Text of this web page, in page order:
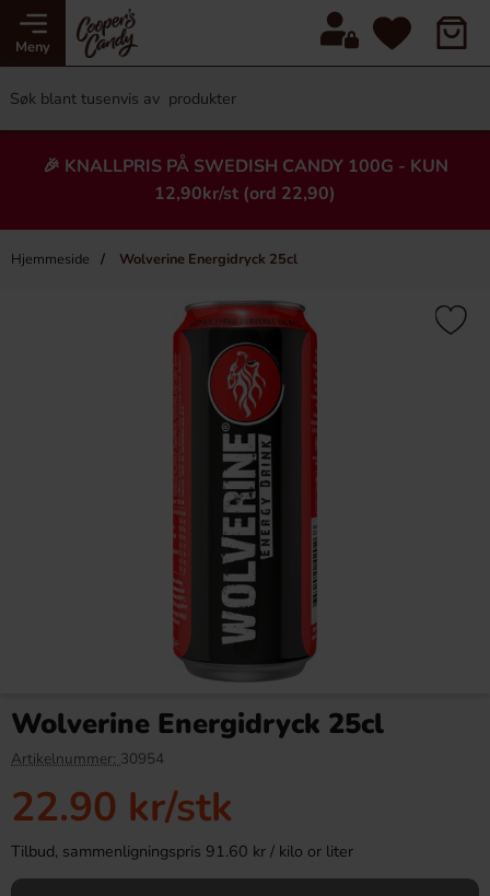
Meny
🎉 KNALLPRIS PÅ SWEDISH CANDY 100G - KUN
12,90kr/st (ord 22,90)
Hjemmeside Wolverine Energidryck 25cl
Heading
×
Köp
Ginger & Cinnamon 33cl
Wolverine Energidryck 25cl
Artikelnummer: 30954
22.90 kr/stk
Tilbud, sammenligningspris 91.60 kr / kilo or liter